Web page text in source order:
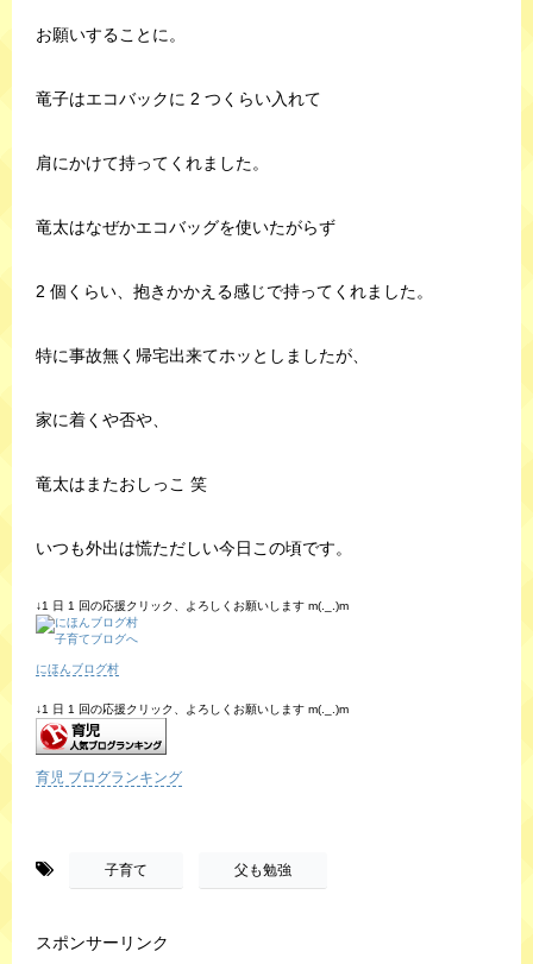
お願いすることに。
竜子はエコバックに 2 つくらい入れて
肩にかけて持ってくれました。
竜太はなぜかエコバッグを使いたがらず
2 個くらい、抱きかかえる感じで持ってくれました。
特に事故無く帰宅出来てホッとしましたが、
家に着くや否や、
竜太はまたおしっこ 笑
いつも外出は慌ただしい今日この頃です。
↓1 日 1 回の応援クリック、よろしくお願いします m(._.)m
にほんブログ村
↓1 日 1 回の応援クリック、よろしくお願いします m(._.)m
育児 ブログランキング
子育て 父も勉強
スポンサーリンク